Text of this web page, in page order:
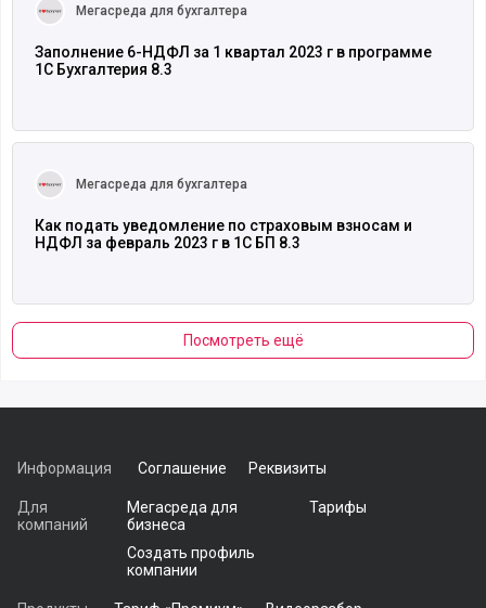
Мегасреда для бухгалтера
Заполнение 6-НДФЛ за 1 квартал 2023 г в программе
1С Бухгалтерия 8.3
Мегасреда для бухгалтера
Как подать уведомление по страховым взносам и
НДФЛ за февраль 2023 г в 1С БП 8.3
Посмотреть ещё
Информация Соглашение Реквизиты
Для
компаний
Мегасреда для
бизнеса
Тарифы
Создать профиль
компании